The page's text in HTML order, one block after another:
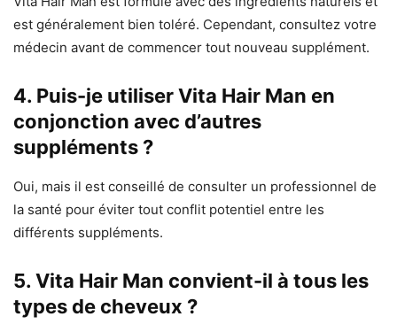
est généralement bien toléré. Cependant, consultez votre
médecin avant de commencer tout nouveau supplément.
4. Puis-je utiliser Vita Hair Man en
conjonction avec d’autres
suppléments ?
Oui, mais il est conseillé de consulter un professionnel de
la santé pour éviter tout conflit potentiel entre les
différents suppléments.
5. Vita Hair Man convient-il à tous les
types de cheveux ?